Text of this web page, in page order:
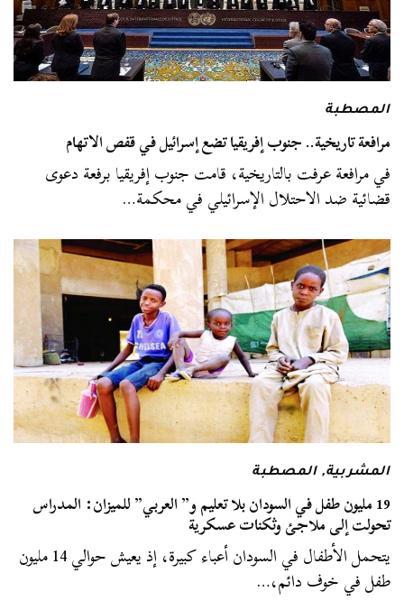
المصطبة
مرافعة تاريخية.. جنوب إفريقيا تضع إسرائيل في قفص الاتهام
في مرافعة عرفت بالتاريخية، قامت جنوب إفريقيا برفعة دعوى
قضائية ضد الاحتلال الإسرائيلي في محكمة…
المشربية,المصطبة
19 مليون طفل في السودان بلا تعليم و” العربي” للميزان: المدراس
تحولت إلى ملاجئ وثكنات عسكرية
يتحمل الأطفال في السودان أعباء كبيرة، إذ يعيش حوالي 14 مليون
طفل في خوف دائم،…